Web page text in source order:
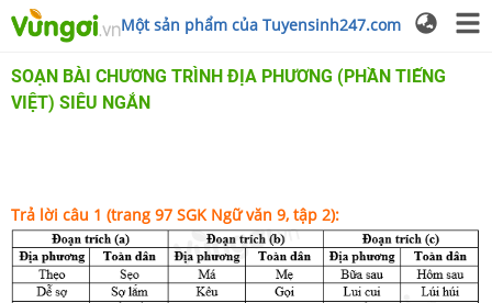
Một sản phẩm của Tuyensinh247.com
SOẠN BÀI CHƯƠNG TRÌNH ĐỊA PHƯƠNG (PHẦN TIẾNG
VIỆT) SIÊU NGẮN
Trả lời câu 1 (trang 97 SGK Ngữ văn 9, tập 2):